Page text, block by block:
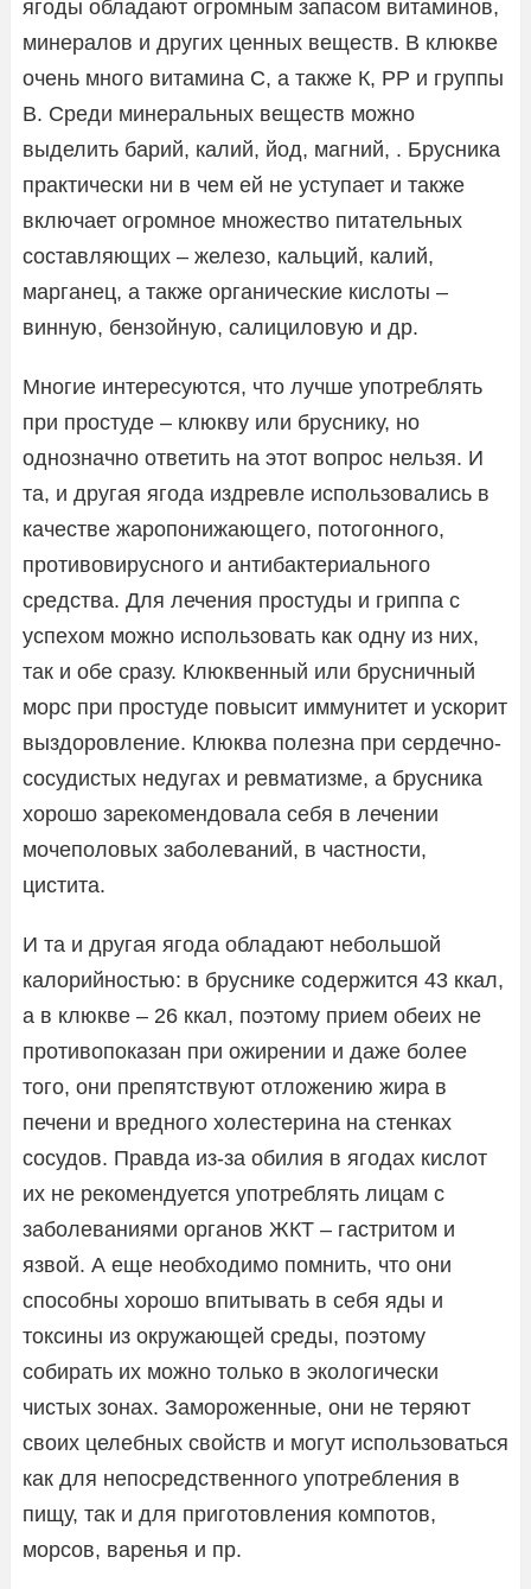
ягоды обладают огромным запасом витаминов,
минералов и других ценных веществ. В клюкве
очень много витамина С, а также К, РР и группы
В. Среди минеральных веществ можно
выделить барий, калий, йод, магний, . Брусника
практически ни в чем ей не уступает и также
включает огромное множество питательных
составляющих – железо, кальций, калий,
марганец, а также органические кислоты –
винную, бензойную, салициловую и др.
Многие интересуются, что лучше употреблять
при простуде – клюкву или бруснику, но
однозначно ответить на этот вопрос нельзя. И
та, и другая ягода издревле использовались в
качестве жаропонижающего, потогонного,
противовирусного и антибактериального
средства. Для лечения простуды и гриппа с
успехом можно использовать как одну из них,
так и обе сразу. Клюквенный или брусничный
морс при простуде повысит иммунитет и ускорит
выздоровление. Клюква полезна при сердечно-
сосудистых недугах и ревматизме, а брусника
хорошо зарекомендовала себя в лечении
мочеполовых заболеваний, в частности,
цистита.
И та и другая ягода обладают небольшой
калорийностью: в бруснике содержится 43 ккал,
а в клюкве – 26 ккал, поэтому прием обеих не
противопоказан при ожирении и даже более
того, они препятствуют отложению жира в
печени и вредного холестерина на стенках
сосудов. Правда из-за обилия в ягодах кислот
их не рекомендуется употреблять лицам с
заболеваниями органов ЖКТ – гастритом и
язвой. А еще необходимо помнить, что они
способны хорошо впитывать в себя яды и
токсины из окружающей среды, поэтому
собирать их можно только в экологически
чистых зонах. Замороженные, они не теряют
своих целебных свойств и могут использоваться
как для непосредственного употребления в
пищу, так и для приготовления компотов,
морсов, варенья и пр.